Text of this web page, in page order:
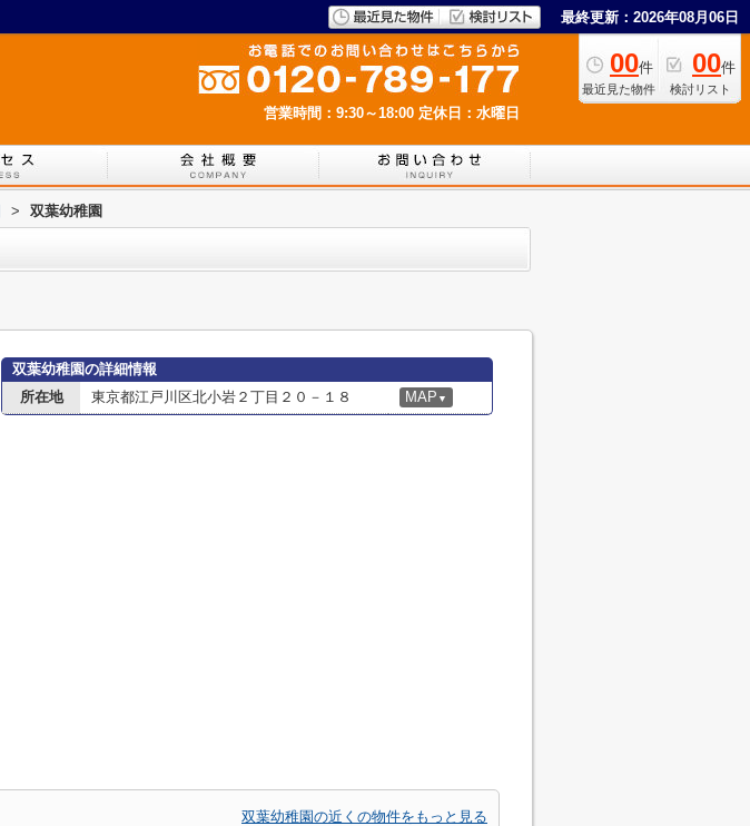
最終更新：2026年08月06日
00件
最近見た物件
00件
検討リスト
営業時間：9:30～18:00 定休日：水曜日
> 双葉幼稚園
双葉幼稚園の詳細情報
所在地
東京都江戸川区北小岩２丁目２０－１８ MAP ▼
双葉幼稚園の近くの物件をもっと見る